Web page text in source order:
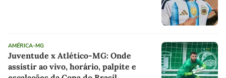
AMÉRICA-MG
Juventude x Atlético-MG: Onde
assistir ao vivo, horário, palpite e